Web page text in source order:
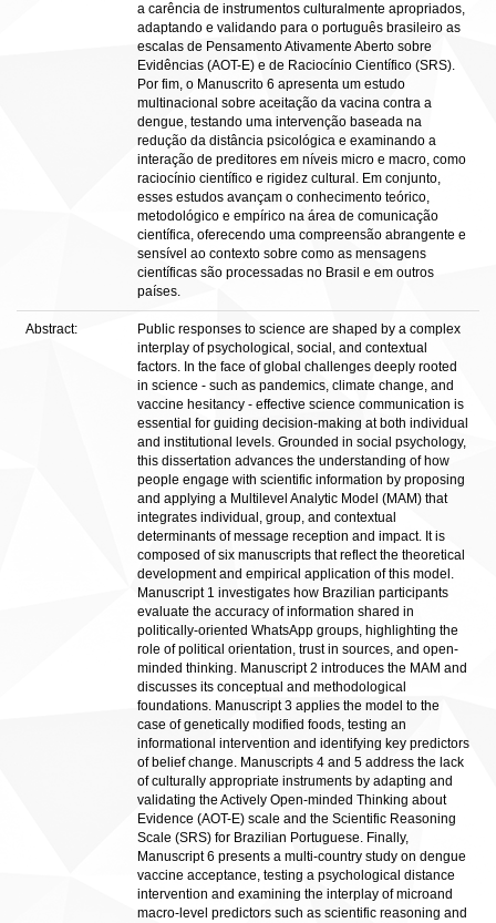
a carência de instrumentos culturalmente apropriados,
adaptando e validando para o português brasileiro as
escalas de Pensamento Ativamente Aberto sobre
Evidências (AOT-E) e de Raciocínio Científico (SRS).
Por fim, o Manuscrito 6 apresenta um estudo
multinacional sobre aceitação da vacina contra a
dengue, testando uma intervenção baseada na
redução da distância psicológica e examinando a
interação de preditores em níveis micro e macro, como
raciocínio científico e rigidez cultural. Em conjunto,
esses estudos avançam o conhecimento teórico,
metodológico e empírico na área de comunicação
científica, oferecendo uma compreensão abrangente e
sensível ao contexto sobre como as mensagens
científicas são processadas no Brasil e em outros
países.
Abstract:
Public responses to science are shaped by a complex
interplay of psychological, social, and contextual
factors. In the face of global challenges deeply rooted
in science - such as pandemics, climate change, and
vaccine hesitancy - effective science communication is
essential for guiding decision-making at both individual
and institutional levels. Grounded in social psychology,
this dissertation advances the understanding of how
people engage with scientific information by proposing
and applying a Multilevel Analytic Model (MAM) that
integrates individual, group, and contextual
determinants of message reception and impact. It is
composed of six manuscripts that reflect the theoretical
development and empirical application of this model.
Manuscript 1 investigates how Brazilian participants
evaluate the accuracy of information shared in
politically-oriented WhatsApp groups, highlighting the
role of political orientation, trust in sources, and open-
minded thinking. Manuscript 2 introduces the MAM and
discusses its conceptual and methodological
foundations. Manuscript 3 applies the model to the
case of genetically modified foods, testing an
informational intervention and identifying key predictors
of belief change. Manuscripts 4 and 5 address the lack
of culturally appropriate instruments by adapting and
validating the Actively Open-minded Thinking about
Evidence (AOT-E) scale and the Scientific Reasoning
Scale (SRS) for Brazilian Portuguese. Finally,
Manuscript 6 presents a multi-country study on dengue
vaccine acceptance, testing a psychological distance
intervention and examining the interplay of microand
macro-level predictors such as scientific reasoning and